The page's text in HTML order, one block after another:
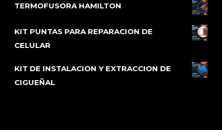
TERMOFUSORA HAMILTON
KIT PUNTAS PARA REPARACION DE
CELULAR
KIT DE INSTALACION Y EXTRACCION DE
CIGUEÑAL